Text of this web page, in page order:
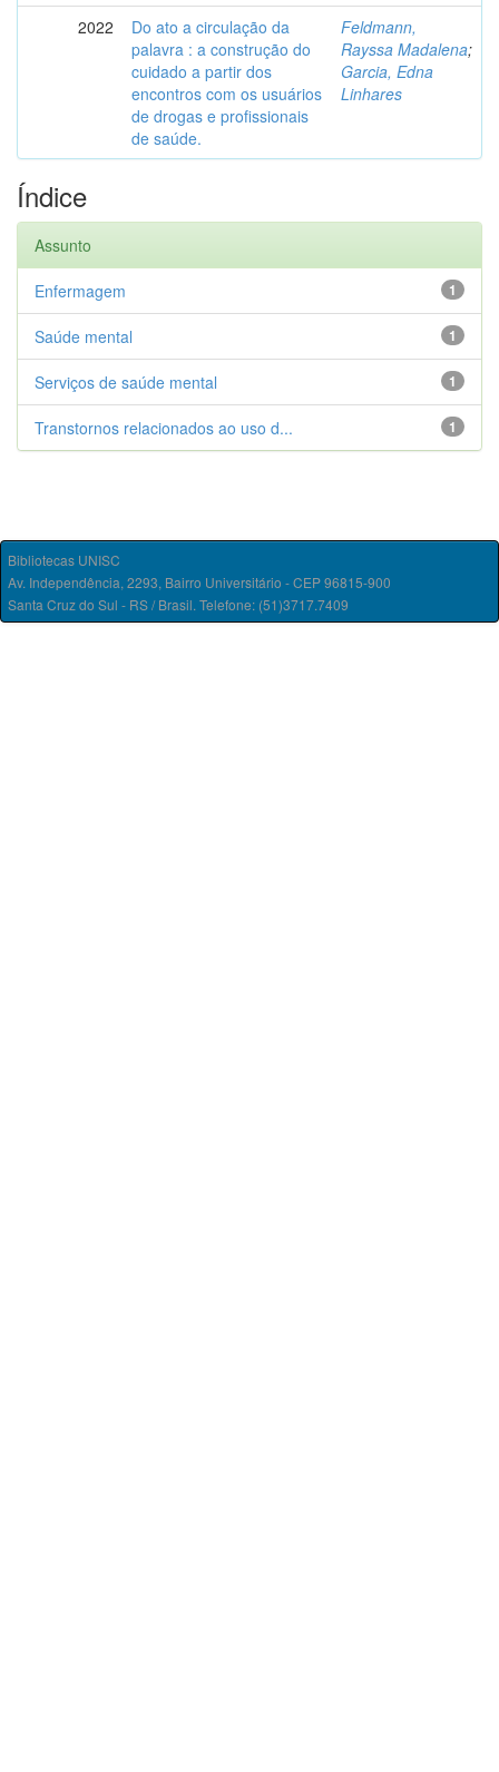
2022
Do ato a circulação da
palavra : a construção do
cuidado a partir dos
encontros com os usuários
de drogas e profissionais
de saúde.
Feldmann,
Rayssa Madalena;
Garcia, Edna
Linhares
Índice
Assunto
1
Enfermagem
1
Saúde mental
1
Serviços de saúde mental
1
Transtornos relacionados ao uso d...
Bibliotecas UNISC
Av. Independência, 2293, Bairro Universitário - CEP 96815-900
Santa Cruz do Sul - RS / Brasil. Telefone: (51)3717.7409